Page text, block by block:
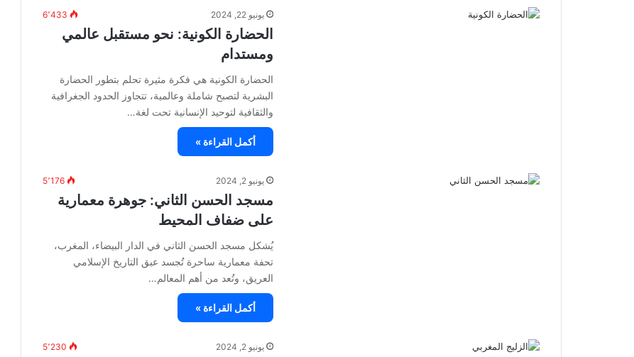
يونيو 22, 2024 6٬433
الحضارة الكونية: نحو مستقبل عالمي
ومستدام
الحضارة الكونية هي فكرة مثيرة تحلم بتطور الحضارة
البشرية لتصبح شاملة وعالمية، تتجاوز الحدود الجغرافية
والثقافية لتوحيد الإنسانية تحت لغة…
أكمل القراءة »
يونيو 2, 2024 5٬176
مسجد الحسن الثاني: جوهرة معمارية
على ضفاف المحيط
يُشكل مسجد الحسن الثاني في الدار البيضاء، المغرب،
تحفة معمارية ساحرة تُجسد عبق التاريخ الإسلامي
العريق، وتُعد من أهم المعالم…
أكمل القراءة »
يونيو 2, 2024 5٬230